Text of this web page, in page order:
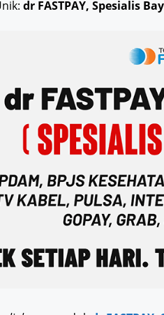
dr FASTPAY, Spesialis